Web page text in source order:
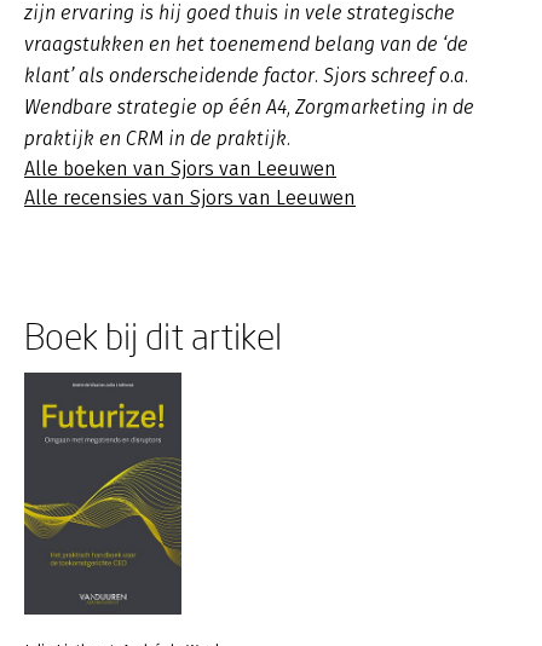
zijn ervaring is hij goed thuis in vele strategische
vraagstukken en het toenemend belang van de ‘de
klant’ als onderscheidende factor. Sjors schreef o.a.
Wendbare strategie op één A4, Zorgmarketing in de
praktijk en CRM in de praktijk.
Alle boeken van Sjors van Leeuwen
Alle recensies van Sjors van Leeuwen
Boek bij dit artikel